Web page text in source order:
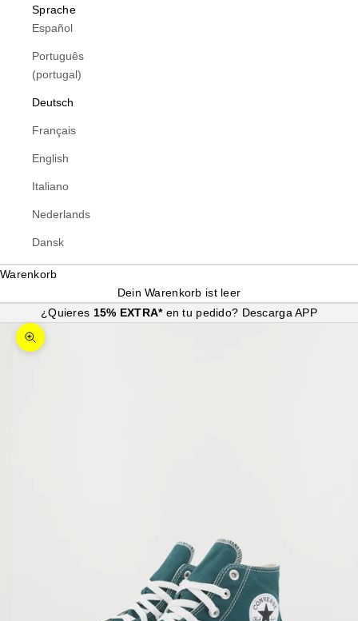
Sprache
Español
Português
(portugal)
Deutsch
Français
English
Italiano
Nederlands
Dansk
Warenkorb
Dein Warenkorb ist leer
¿Quieres 15% EXTRA* en tu pedido? Descarga APP
Bild vergrößern